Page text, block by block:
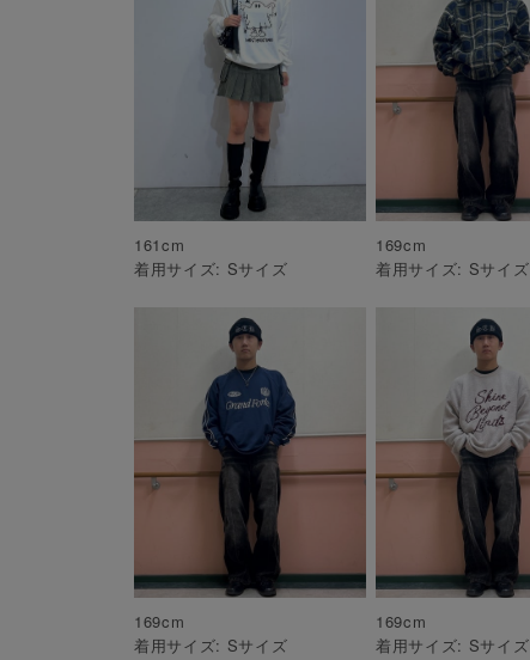
161cm
着用サイズ: Sサイズ
169cm
着用サイズ: Sサイズ
169cm
着用サイズ: Sサイズ
169cm
着用サイズ: Sサイズ